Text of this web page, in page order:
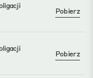
Pobierz
Pobierz